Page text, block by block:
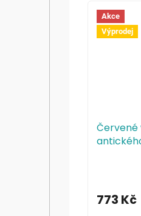
Akce
Výprodej
773 Kč